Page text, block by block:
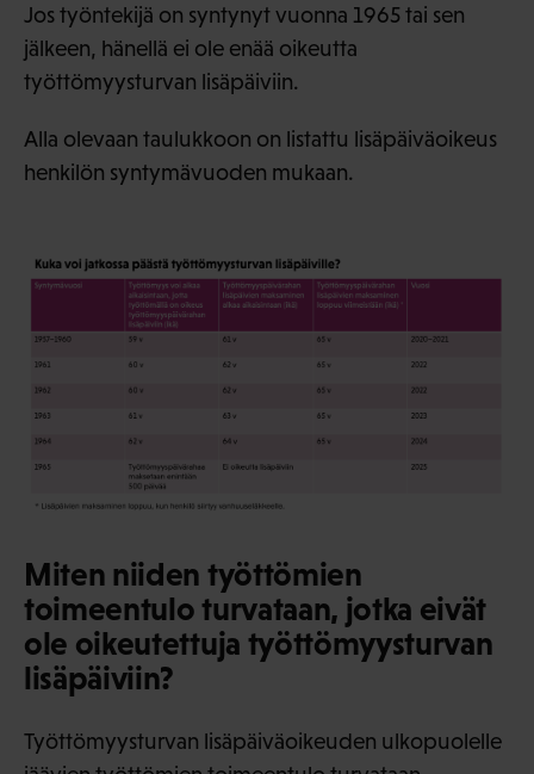
Jos työntekijä on syntynyt vuonna 1965 tai sen
jälkeen, hänellä ei ole enää oikeutta
työttömyysturvan lisäpäiviin.
Alla olevaan taulukkoon on listattu lisäpäiväoikeus
henkilön syntymävuoden mukaan.
Miten niiden työttömien
toimeentulo turvataan, jotka eivät
ole oikeutettuja työttömyysturvan
lisäpäiviin?
Työttömyysturvan lisäpäiväoikeuden ulkopuolelle